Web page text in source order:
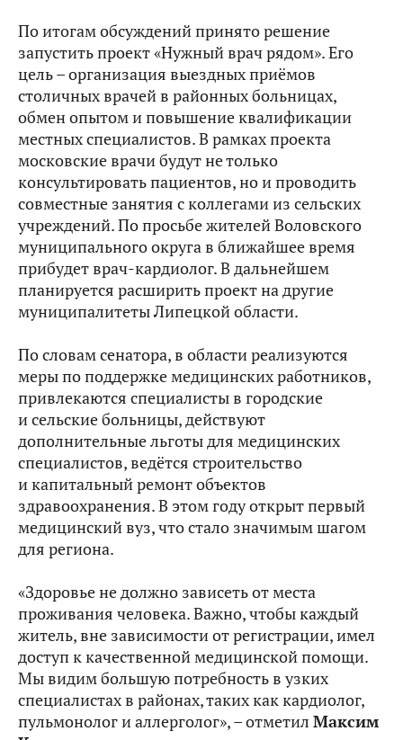
По итогам обсуждений принято решение
запустить проект «Нужный врач рядом». Его
цель – организация выездных приёмов
столичных врачей в районных больницах,
обмен опытом и повышение квалификации
местных специалистов. В рамках проекта
московские врачи будут не только
консультировать пациентов, но и проводить
совместные занятия с коллегами из сельских
учреждений. По просьбе жителей Воловского
муниципального округа в ближайшее время
прибудет врач-кардиолог. В дальнейшем
планируется расширить проект на другие
муниципалитеты Липецкой области.
По словам сенатора, в области реализуются
меры по поддержке медицинских работников,
привлекаются специалисты в городские
и сельские больницы, действуют
дополнительные льготы для медицинских
специалистов, ведётся строительство
и капитальный ремонт объектов
здравоохранения. В этом году открыт первый
медицинский вуз, что стало значимым шагом
для региона.
«Здоровье не должно зависеть от места
проживания человека. Важно, чтобы каждый
житель, вне зависимости от регистрации, имел
доступ к качественной медицинской помощи.
Мы видим большую потребность в узких
специалистах в районах, таких как кардиолог,
пульмонолог и аллерголог», – отметил Максим